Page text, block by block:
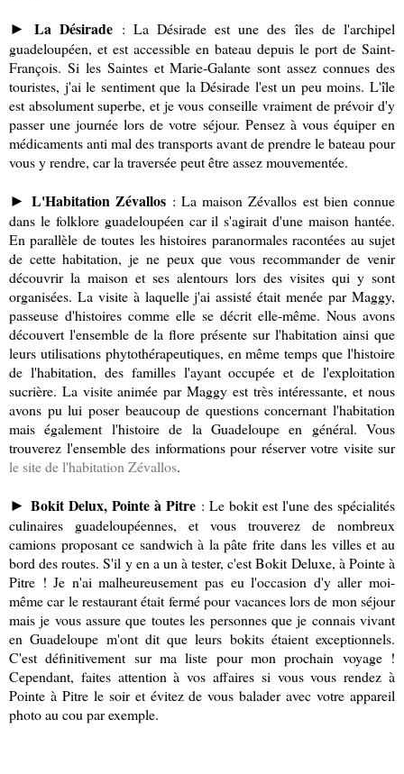
►La Désirade : La Désirade est une des îles de l'archipel
guadeloupéen, et est accessible en bateau depuis le port de Saint-
François. Si les Saintes et Marie-Galante sont assez connues des
touristes, j'ai le sentiment que la Désirade l'est un peu moins. L'île
est absolument superbe, et je vous conseille vraiment de prévoir d'y
passer une journée lors de votre séjour. Pensez à vous équiper en
médicaments anti mal des transports avant de prendre le bateau pour
vous y rendre, car la traversée peut être assez mouvementée.
►L'Habitation Zévallos : La maison Zévallos est bien connue
dans le folklore guadeloupéen car il s'agirait d'une maison hantée.
En parallèle de toutes les histoires paranormales racontées au sujet
de cette habitation, je ne peux que vous recommander de venir
découvrir la maison et ses alentours lors des visites qui y sont
organisées. La visite à laquelle j'ai assisté était menée par Maggy,
passeuse d'histoires comme elle se décrit elle-même. Nous avons
découvert l'ensemble de la flore présente sur l'habitation ainsi que
leurs utilisations phytothérapeutiques, en même temps que l'histoire
de l'habitation,des familles l'ayant occupée etde l'exploitation
sucrière. La visite animée par Maggy est très intéressante, et nous
avons pu lui poser beaucoup de questions concernant l'habitation
mais également l'histoire de la Guadeloupe en général. Vous
trouverez l'ensemble des informations pour réserver votre visite sur
le site de l'habitation Zévallos.
►Bokit Delux, Pointe à Pitre : Le bokit est l'une des spécialités
culinaires guadeloupéennes, et vous trouverez de nombreux
camions proposant ce sandwich à la pâte frite dans les villes et au
bord des routes. S'il y en a un à tester, c'est Bokit Deluxe, à Pointe à
Pitre ! Je n'ai malheureusement pas eu l'occasion d'y aller moi-
même car le restaurant était fermé pour vacances lors de mon séjour
mais je vous assure que toutes les personnes que je connais vivant
en Guadeloupe m'ont dit que leurs bokits étaient exceptionnels.
C'est définitivement sur ma liste pour mon prochain voyage !
Cependant, faites attention à vos affaires si vous vous rendez à
Pointe à Pitre le soir et évitez de vous balader avec votre appareil
photo au cou par exemple.